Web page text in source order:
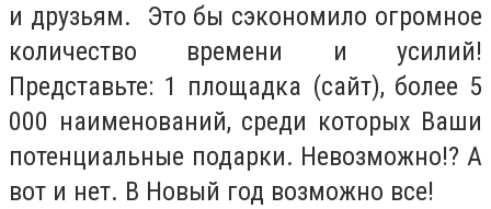
и друзьям. Это бы сэкономило огромное
количество времени и усилий!
Представьте: 1 площадка (сайт), более 5
000 наименований, среди которых Ваши
потенциальные подарки. Невозможно!? А
вот и нет. В Новый год возможно все!